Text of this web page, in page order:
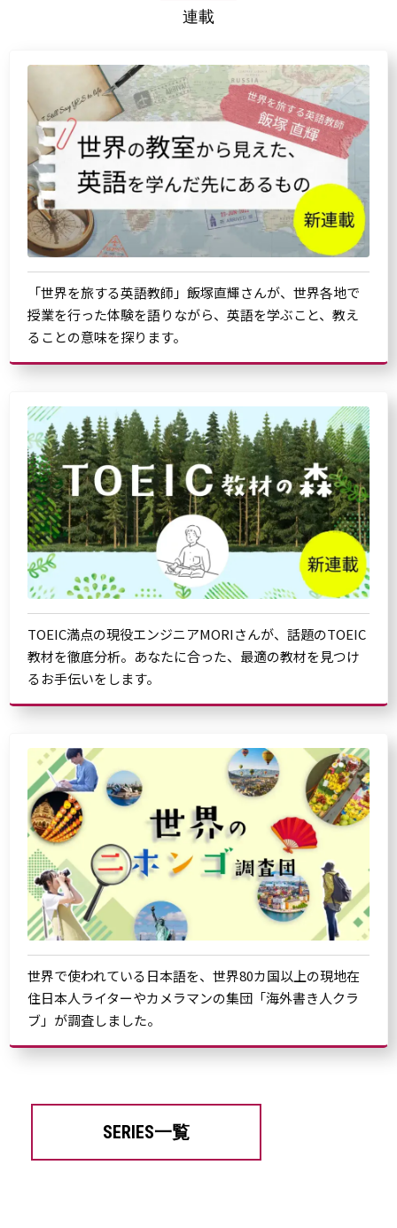
連載
「世界を旅する英語教師」飯塚直輝さんが、世界各地で
授業を行った体験を語りながら、英語を学ぶこと、教え
ることの意味を探ります。
TOEIC満点の現役エンジニアMORIさんが、話題のTOEIC
教材を徹底分析。あなたに合った、最適の教材を見つけ
るお手伝いをします。
世界で使われている日本語を、世界80カ国以上の現地在
住日本人ライターやカメラマンの集団「海外書き人クラ
ブ」が調査しました。
SERIES一覧